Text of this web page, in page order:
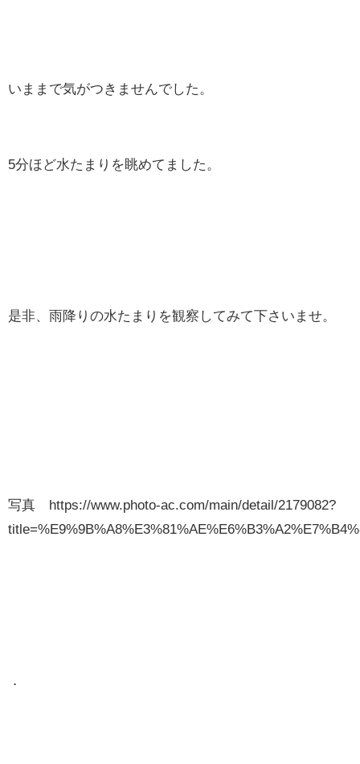
いままで気がつきませんでした。
5分ほど水たまりを眺めてました。
是非、雨降りの水たまりを観察してみて下さいませ。
写真 https://www.photo-ac.com/main/detail/2179082?